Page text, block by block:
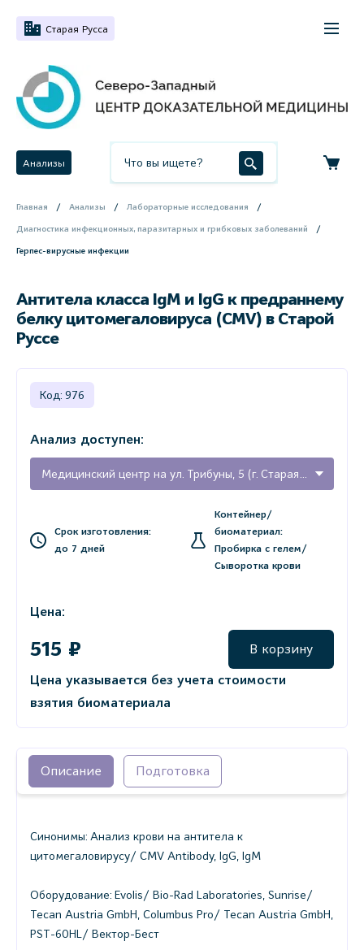
Старая Русса
Анализы
Главная Анализы Лабораторные исследования
Диагностика инфекционных, паразитарных и грибковых заболеваний
Герпес-вирусные инфекции
Антитела класса IgM и IgG к предраннему
белку цитомегаловируса (CMV) в Старой
Руссе
Код: 976
Анализ доступен:
Медицинский центр на ул. Трибуны, 5 (г. Старая Русса)
Срок изготовления:
до 7 дней
Контейнер/
биоматериал:
Пробирка с гелем/
Сыворотка крови
Цена:
515 ₽
В корзину
Цена указывается без учета стоимости
взятия биоматериала
Описание Подготовка
Синонимы: Анализ крови на антитела к
цитомегаловирусу/ CMV Antibody, IgG, IgM
Оборудование: Evolis/ Bio-Rad Laboratories, Sunrise/
Tecan Austria GmbH, Columbus Pro/ Tecan Austria GmbH,
PST-60HL/ Вектор-Бест